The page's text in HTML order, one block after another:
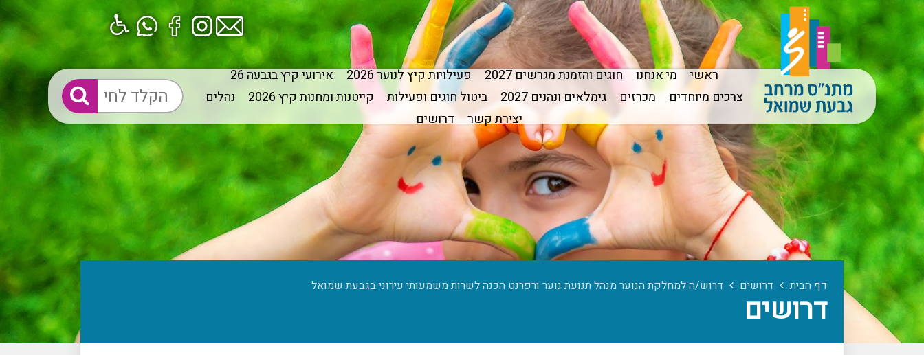
ראשי מי אנחנו חוגים והזמנת מגרשים 2027 פעילויות קיץ לנוער 2026
אירועי קיץ בגבעה 26
צרכים מיוחדים
מכרזים גימלאים ונהנים 2027 ביטול חוגים ופעילות קייטנות ומחנות קיץ 2026
נהלים
יצירת קשר
דרושים
דף הבית דרושים דרוש/ה למחלקת הנוער מנהל תנועת נוער ורפרנט הכנה לשרות משמעותי עירוני בגבעת שמואל
דרושים